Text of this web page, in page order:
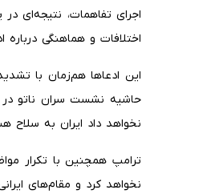
اجرای تفاهمات، نتیجه‌ای
اختلافات و هماهنگی درباره
این ادعاها هم‌زمان با
حاشیه نشست سران ناتو در
نخواهد داد ایران به
ترامپ همچنین با تکرار
نخواهد کرد و مقام‌های